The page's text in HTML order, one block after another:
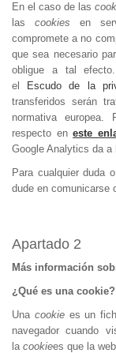
En el caso de las
las cookies en
compromete a no
que sea necesario
obligue a tal
el
Escudo de la
transferidos serán
normativa europea.
respecto eneste
Google Analytics da a
Para cualquier duda
dude en comunicarse
Apartado 2
Más información
¿Qué es una cookie?
Una cookiees un
navegador cuando
lacookiees que la